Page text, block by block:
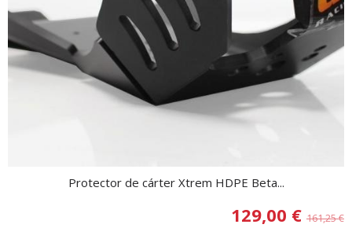
Protector de cárter Xtrem HDPE Beta...
129,00 € 161,25 €